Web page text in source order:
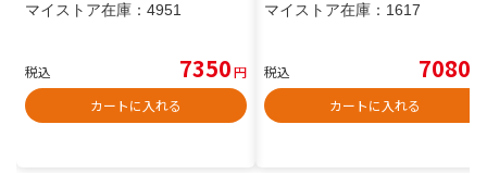
マイストア在庫： 4951
税込 7350円
カートに入れる
マイストア在庫： 1617
税込 7080
カートに入れる